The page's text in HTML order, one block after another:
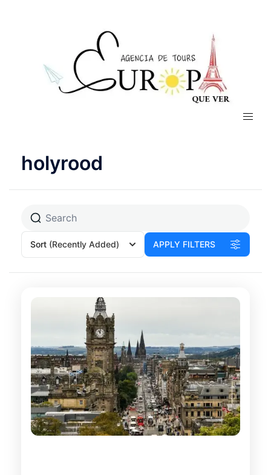
holyrood
Sort (Recently Added) APPLY FILTERS